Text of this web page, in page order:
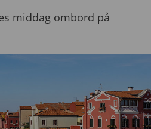
middag ombord på